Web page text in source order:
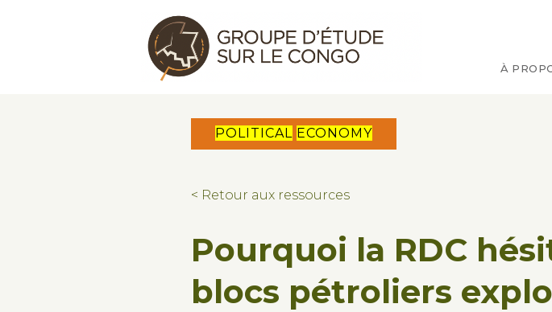
Congo Research Group | Groupe d'étude sur le Congo
À
POLITICAL ECONOMY
< Retour aux ressources
Pourquoi la RDC
blocs pétroliers